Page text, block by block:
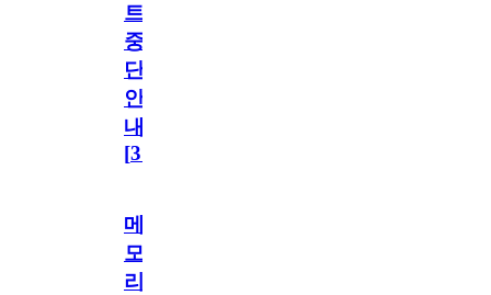
트
중
단
안
내
[31
메
모
리